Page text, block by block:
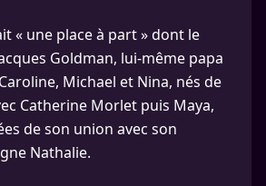
« une place à part » dont le
Goldman, lui-même papa
Michael et Nina, nés de
Catherine Morlet puis Maya,
de son union avec son
Nathalie.